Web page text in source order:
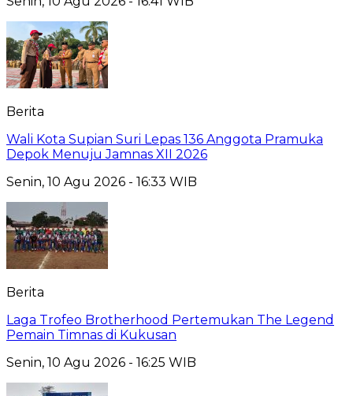
Berita
Wali Kota Supian Suri Lepas 136 Anggota Pramuka
Depok Menuju Jamnas XII 2026
Senin, 10 Agu 2026 - 16:33 WIB
Berita
Laga Trofeo Brotherhood Pertemukan The Legend
Pemain Timnas di Kukusan
Senin, 10 Agu 2026 - 16:25 WIB